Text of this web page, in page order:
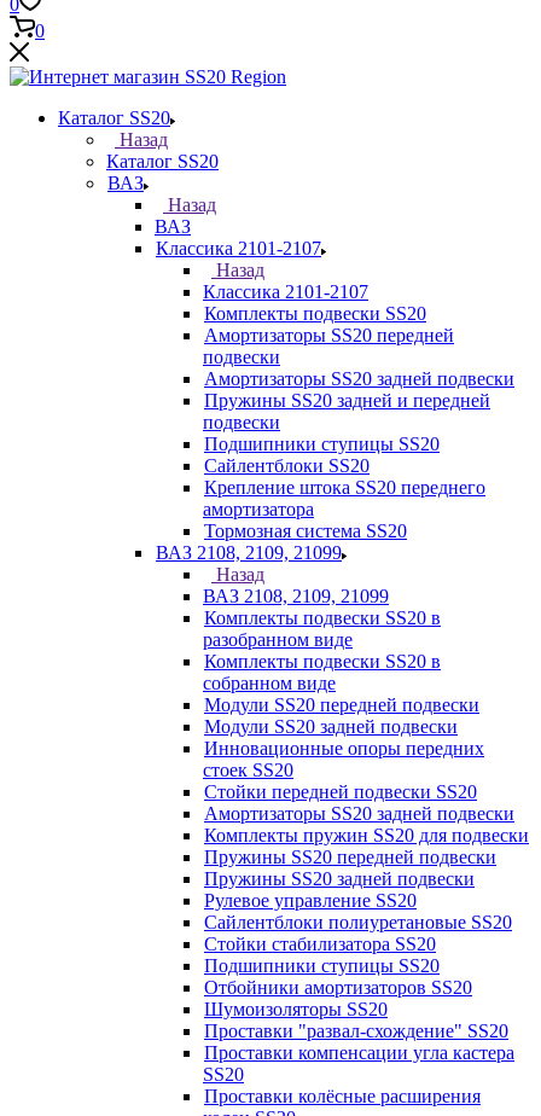
0
0
Каталог SS20
Назад
Каталог SS20
ВАЗ
Назад
ВАЗ
Классика 2101-2107
Назад
Классика 2101-2107
Комплекты подвески SS20
Амортизаторы SS20 передней
подвески
Амортизаторы SS20 задней подвески
Пружины SS20 задней и передней
подвески
Подшипники ступицы SS20
Сайлентблоки SS20
Крепление штока SS20 переднего
амортизатора
Тормозная система SS20
ВАЗ 2108, 2109, 21099
Назад
ВАЗ 2108, 2109, 21099
Комплекты подвески SS20 в
разобранном виде
Комплекты подвески SS20 в
собранном виде
Модули SS20 передней подвески
Модули SS20 задней подвески
Инновационные опоры передних
стоек SS20
Стойки передней подвески SS20
Амортизаторы SS20 задней подвески
Комплекты пружин SS20 для подвески
Пружины SS20 передней подвески
Пружины SS20 задней подвески
Рулевое управление SS20
Сайлентблоки полиуретановые SS20
Стойки стабилизатора SS20
Подшипники ступицы SS20
Отбойники амортизаторов SS20
Шумоизоляторы SS20
Проставки "развал-схождение" SS20
Проставки компенсации угла кастера
SS20
Проставки колёсные расширения